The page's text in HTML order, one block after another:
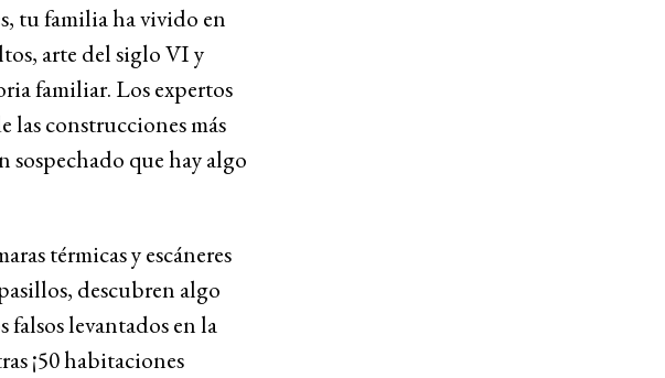
tu familia ha vivido en
arte del siglo VI y
familiar. Los expertos
las construcciones más
que hay algo
térmicas y escáneres
descubren algo
levantados en la
¡50 habitaciones